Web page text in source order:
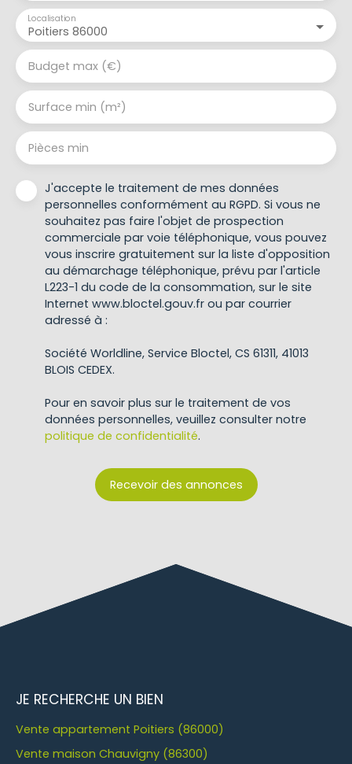
Poitiers 86000
Localisation
Budget max (€)
Surface min (m²)
Pièces min
J'accepte le traitement de mes données
personnelles conformément au RGPD. Si vous ne
souhaitez pas faire l'objet de prospection
commerciale par voie téléphonique, vous pouvez
vous inscrire gratuitement sur la liste d'opposition
au démarchage téléphonique, prévu par l'article
L223-1 du code de la consommation, sur le site
Internet www.bloctel.gouv.fr ou par courrier
adressé à :
Société Worldline, Service Bloctel, CS 61311, 41013
BLOIS CEDEX.
Pour en savoir plus sur le traitement de vos
données personnelles, veuillez consulter notre
politique de confidentialité.
Recevoir des annonces
JE RECHERCHE UN BIEN
Vente appartement Poitiers (86000)
Vente maison Chauvigny (86300)